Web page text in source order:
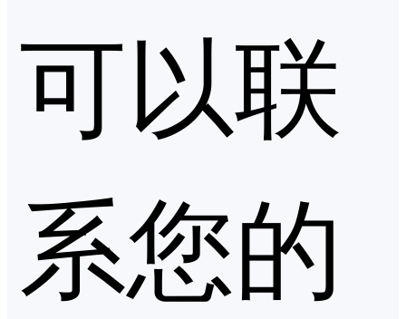
可以联
系您的